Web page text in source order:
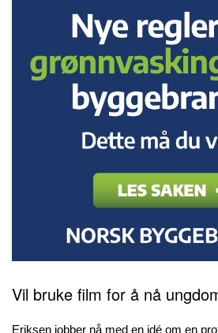
Vil bruke film for å nå
Eriksen jobber nå med en idé om en